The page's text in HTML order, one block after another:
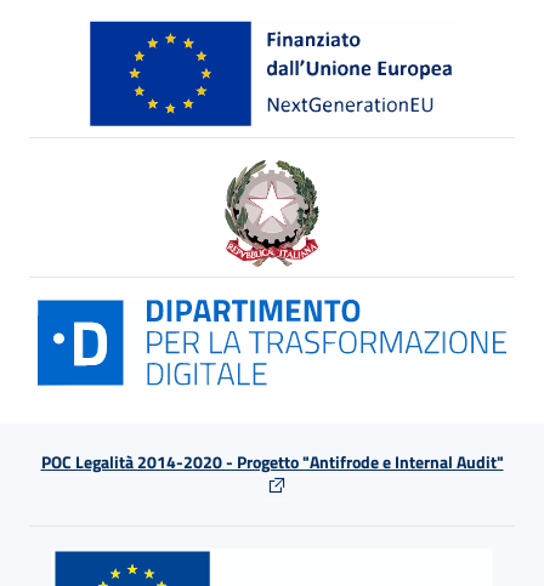
POC Legalità 2014-2020 - Progetto "Antifrode e Internal Audit"